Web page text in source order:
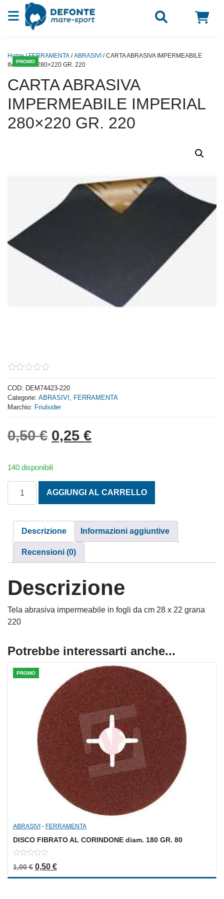
Vai al contenuto
PROMO
Home/FERRAMENTA /ABRASIVI / CARTA ABRASIVA IMPERMEABILE
IMPERIAL 280×220 GR. 220
CARTA ABRASIVA
IMPERMEABILE IMPERIAL
280×220 GR. 220
out
of
5
COD: DEM74423-220
Categorie: ABRASIVI , FERRAMENTA
Marchio: Friulsider
0,50€ Il prezzo originale era:
0,25 €Il prezzo attuale è:
140 disponibili
AGGIUNGI AL CARRELLO
Descrizione Informazioni aggiuntive
Recensioni (0)
Descrizione
Tela abrasiva impermeabile in fogli da cm 28 x 22 grana
220
Potrebbe interessarti anche...
PROMO
ABRASIVI - FERRAMENTA
DISCO FIBRATO AL CORINDONE diam. 180 GR. 80
out
1,00€ Il prezzo originale era: 1,00 €.
0,50 €Il prezzo attuale è: 0,50 €.